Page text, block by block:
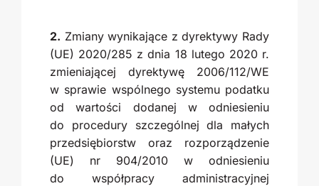
2. Zmiany wynikające z dyrektywy Rady
(UE) 2020/285 z dnia 18 lutego 2020 r.
zmieniającej dyrektywę 2006/112/WE
w sprawie wspólnego systemu podatku
od wartości dodanej w odniesieniu
do procedury szczególnej dla małych
przedsiębiorstw oraz rozporządzenie
(UE) nr 904/2010 w odniesieniu
do współpracy administracyjnej